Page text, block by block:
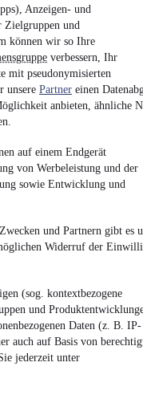
Anzeigen- und
Zielgruppen und
können wir so Ihre
verbessern, Ihr
mit pseudonymisierten
unsere Partner einen
anbieten, ähnliche
auf einem Endgerät
von Werbeleistung und der
sowie Entwicklung und
und Partnern gibt es
Widerruf der
(sog. kontextbezogene
und
Daten (z. B. IP-
auch auf Basis von
jederzeit unter
App installieren
Leasing-Angebote: Alle